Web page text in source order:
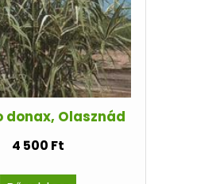
donax, Olasznád
4 500 Ft